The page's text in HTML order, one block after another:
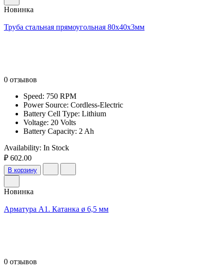
Новинка
Труба стальная прямоугольная 80х40х3мм
0 отзывов
Speed: 750 RPM
Power Source: Cordless-Electric
Battery Cell Type: Lithium
Voltage: 20 Volts
Battery Capacity: 2 Ah
Availability: In Stock
₽ 602.00
В корзину
Новинка
Арматура А1. Катанка ø 6,5 мм
0 отзывов